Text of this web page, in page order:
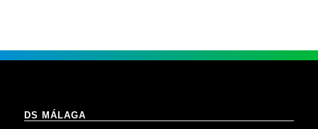
DS MÁLAGA